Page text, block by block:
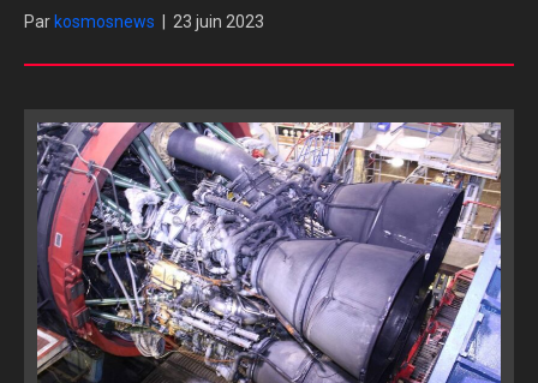
Par kosmosnews 23 juin 2023